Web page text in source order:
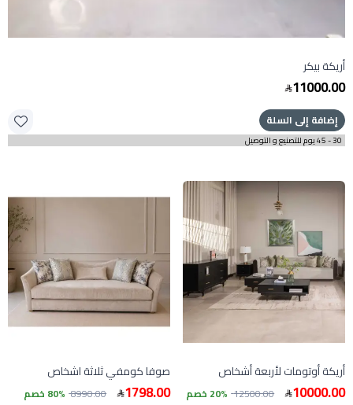
أريكة بيكر
11000.00
إضافة إلى السلة
30 - 45 يوم للتصنيع و التوصيل
أريكة أوتومات لأربعة أشخاص
10000.00
12500.00 20% خصم
صوفا كومفي ثلاثة اشخاص
1798.00
8990.00 80% خصم